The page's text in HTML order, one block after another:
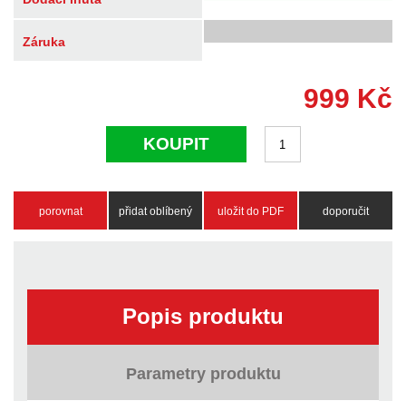
Záruka
999 Kč
KOUPIT
porovnat přidat oblíbený uložit do PDF doporučit
Popis produktu
Parametry produktu